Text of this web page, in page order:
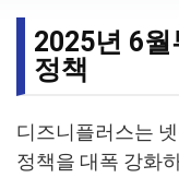
2025년 6
정책
디즈니플러스는
정책을 대폭 강화